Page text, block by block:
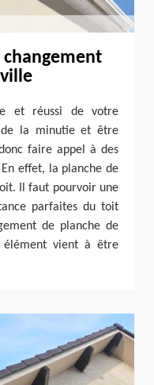
et réussi de votre
la minutie et être
faire appel à des
effet, la planche de
Il faut pourvoir une
parfaites du toit
de planche de
vient à être